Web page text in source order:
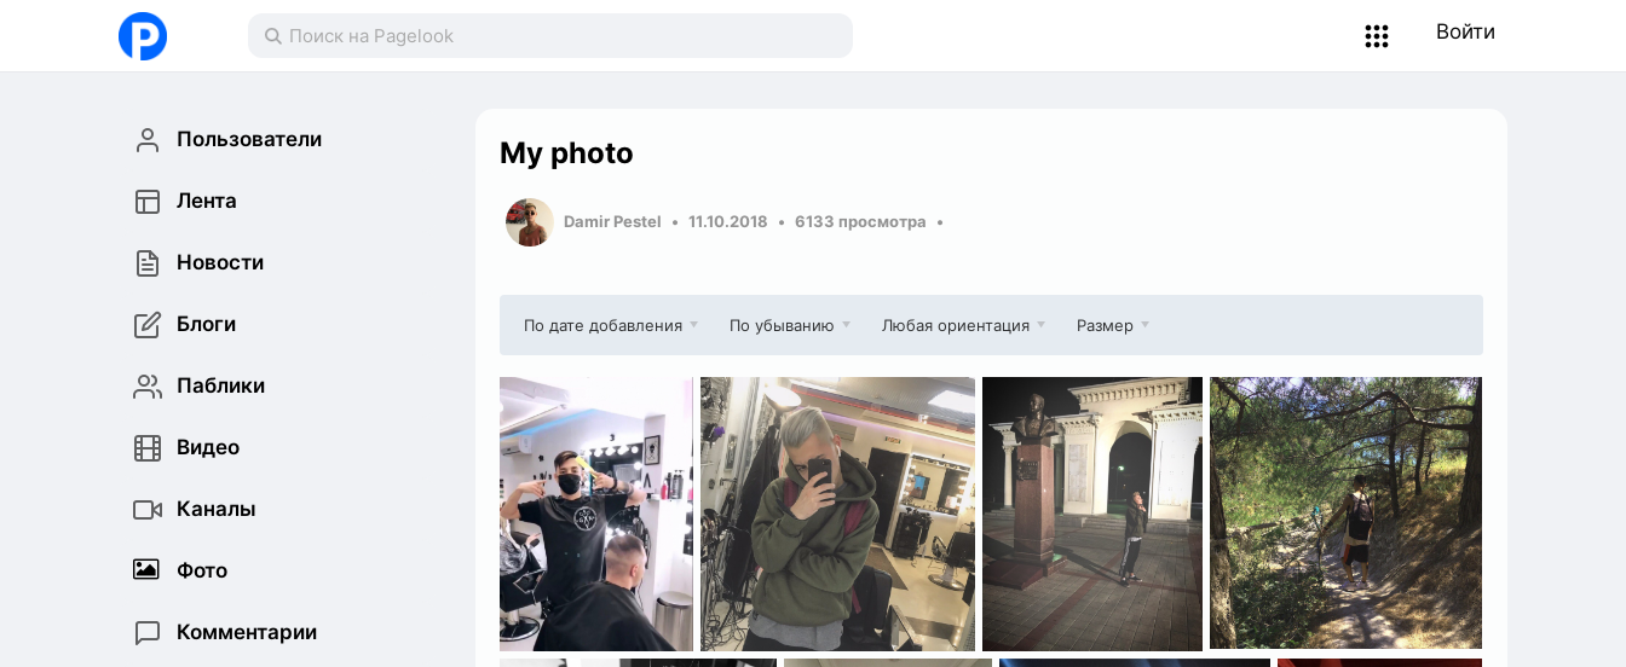
Войти
Пользователи
Лента
Новости
Блоги
Паблики
Видео
Каналы
Фото
Комментарии
My photo
Damir Pestel 11.10.2018 6133 просмотра
По дате добавления По убыванию Любая ориентация Размер